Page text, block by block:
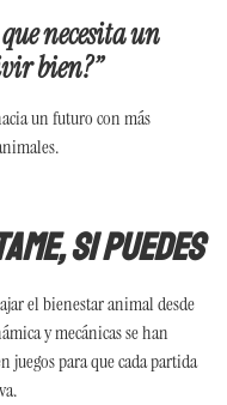
necesita un
bien?”
un futuro con más
si puedes
el bienestar animal desde
y mecánicas se han
juegos para que cada partida